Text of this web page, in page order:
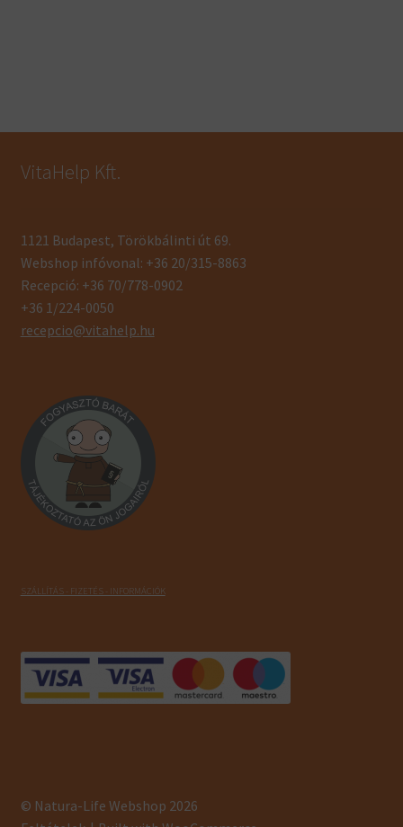
VitaHelp Kft.
1121 Budapest, Törökbálinti út 69.
Webshop infóvonal: +36 20/315-8863
Recepció: +36 70/778-0902
+36 1/224-0050
recepcio@vitahelp.hu
SZÁLLÍTÁS - FIZETÉS - INFORMÁCIÓK
© Natura-Life Webshop 2026